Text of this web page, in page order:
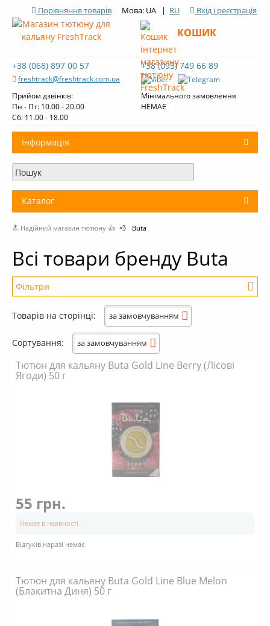
Порівняння товарів Мова: UA | RU Вхід і реєстрація
+38 (068) 897 00 57
freshtrack@freshtrack.com.ua
+38 (093) 749 66 89
Прийом дзвінків:
Пн - Пт: 10.00 - 20.00
Cб: 11.00 - 18.00
Мінімального замовлення
НЕМАЄ
КОШИК
Інформація
Про нас
Доставка і оплата
Каталог
Тютюн для кальяну
Вугілля для кальяну
Кальяни
+
Комплектуючі для кальяну
+
Аксесуари для кальяну
Новинки
РОЗПРОДАЖ -%
Умови опту
🔝 Надійний магазин тютюну 👍 💨 Buta
Всі товари бренду Buta
Фільтри
Товарів на сторінці: за замовчуванням
Сортування: за замовчуванням
Тютюн для кальяну Buta Gold Line Berry (Лісові
Ягоди) 50 г
55 грн.
Немає в наявності
Відгуків наразі немає
Тютюн для кальяну Buta Gold Line Blue Melon
(Блакитна Диня) 50 г